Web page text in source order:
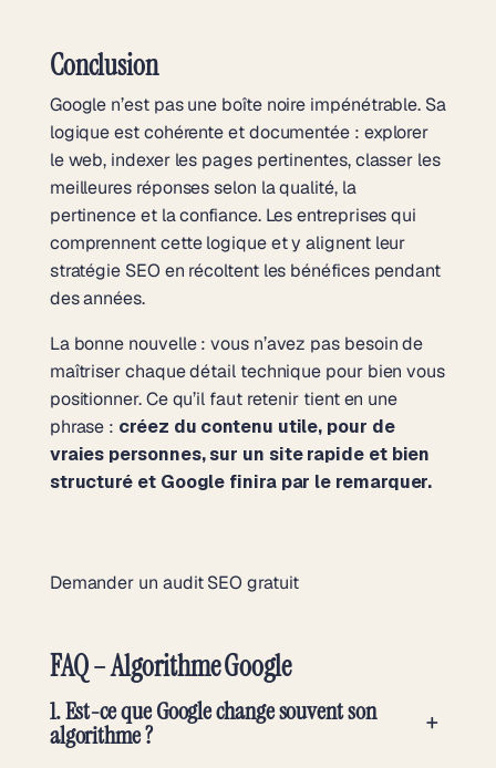
Conclusion
Google n’est pas une boîte noire impénétrable. Sa
logique est cohérente et documentée : explorer
le web, indexer les pages pertinentes, classer les
meilleures réponses selon la qualité, la
pertinence et la confiance. Les entreprises qui
comprennent cette logique et y alignent leur
stratégie SEO en récoltent les bénéfices pendant
des années.
La bonne nouvelle : vous n’avez pas besoin de
maîtriser chaque détail technique pour bien vous
positionner. Ce qu’il faut retenir tient en une
phrase : créez du contenu utile, pour de
vraies personnes, sur un site rapide et bien
structuré et Google finira par le remarquer.
Demander un audit SEO gratuit
FAQ – Algorithme Google
1. Est-ce que Google change souvent son
algorithme ?
+